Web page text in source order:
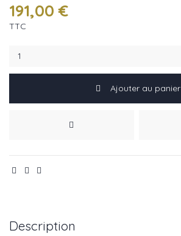
191,00 €
TTC
Ajouter au panier
Description